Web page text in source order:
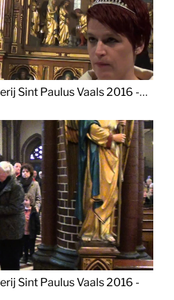
Patroonsfeest Schutterij Sint Paulus Vaals 2016 - Mieng Heemetschtad
Sint Paulus Vaals 2016 -